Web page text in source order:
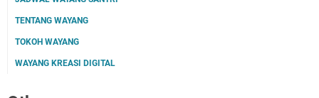
TENTANG WAYANG
TOKOH WAYANG
WAYANG KREASI DIGITAL